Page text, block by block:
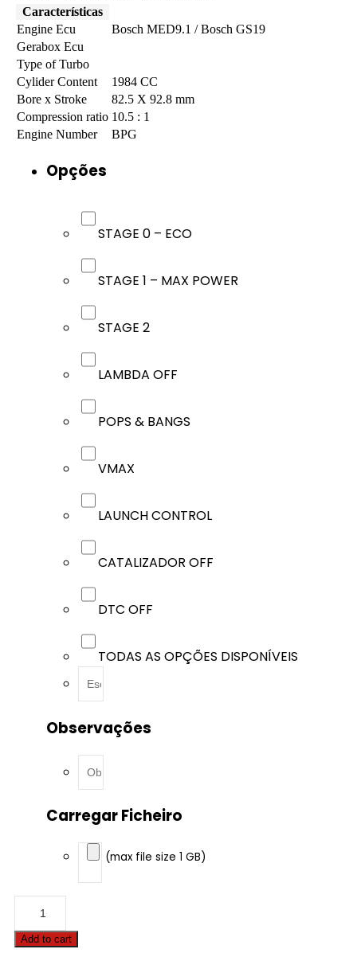
Características
Engine Ecu
Bosch MED9.1 / Bosch GS19
Gerabox Ecu
Type of Turbo
Cylider Content
1984 CC
Bore x Stroke
82.5 X 92.8 mm
Compression ratio 10.5 : 1
Engine Number
BPG
Opções
STAGE 0 – ECO
STAGE 1 – MAX POWER
STAGE 2
LAMBDA OFF
POPS & BANGS
VMAX
LAUNCH CONTROL
CATALIZADOR OFF
DTC OFF
TODAS AS OPÇÕES DISPONÍVEIS
Observações
Carregar Ficheiro
(max file size 1 GB)
A4
- Add to cart